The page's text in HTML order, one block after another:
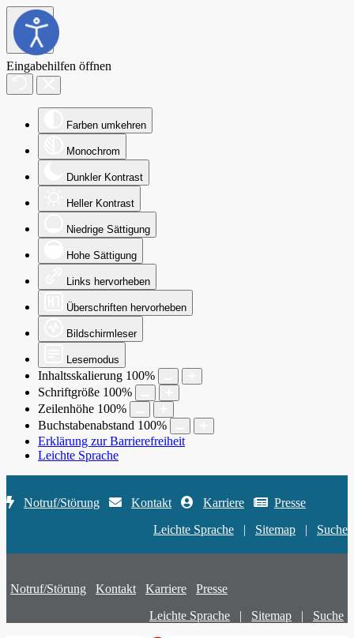
Eingabehilfen öffnen
Farben umkehren
Monochrom
Dunkler Kontrast
Heller Kontrast
Niedrige Sättigung
Hohe Sättigung
Links hervorheben
Überschriften hervorheben
Bildschirmleser
Lesemodus
Inhaltsskalierung 100%
Schriftgröße 100%
Zeilenhöhe 100%
Buchstabenabstand 100%
Erklärung zur Barrierefreiheit
Leichte Sprache
Notruf/Störung Kontakt Karriere
Presse
Leichte Sprache | Sitemap | Suche
Notruf/Störung Kontakt Karriere
Presse
Leichte Sprache | Sitemap | Suche